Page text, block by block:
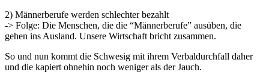
2) Männerberufe werden schlechter bezahlt
-> Folge: Die Menschen, die die “Männerberufe” ausüben, die
gehen ins Ausland. Unsere Wirtschaft bricht zusammen.
So und nun kommt die Schwesig mit ihrem Verbaldurchfall daher
und die kapiert ohnehin noch weniger als der Jauch.